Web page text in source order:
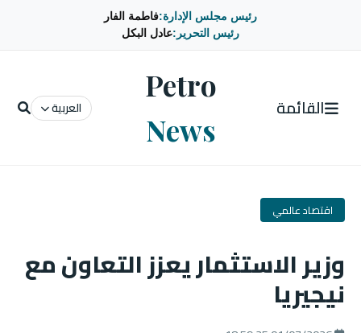
رئيس مجلس الإدارة:فاطمة الفار
رئيس التحرير:عادل البكل
القائمة
Petro
News
العربية
اقتصاد عالمي
وزير الاستثمار يعزز التعاون مع
نيجيريا